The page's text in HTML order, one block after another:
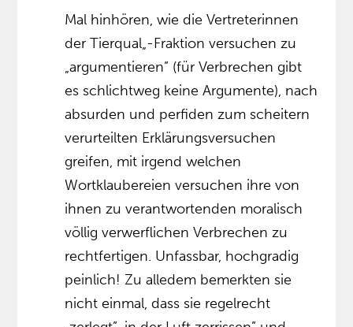
Mal hinhören, wie die Vertreterinnen
der Tierqual„-Fraktion versuchen zu
„argumentieren” (für Verbrechen gibt
es schlichtweg keine Argumente), nach
absurden und perfiden zum scheitern
verurteilten Erklärungsversuchen
greifen, mit irgend welchen
Wortklaubereien versuchen ihre von
ihnen zu verantwortenden moralisch
völlig verwerflichen Verbrechen zu
rechtfertigen. Unfassbar, hochgradig
peinlich! Zu alledem bemerkten sie
nicht einmal, dass sie regelrecht